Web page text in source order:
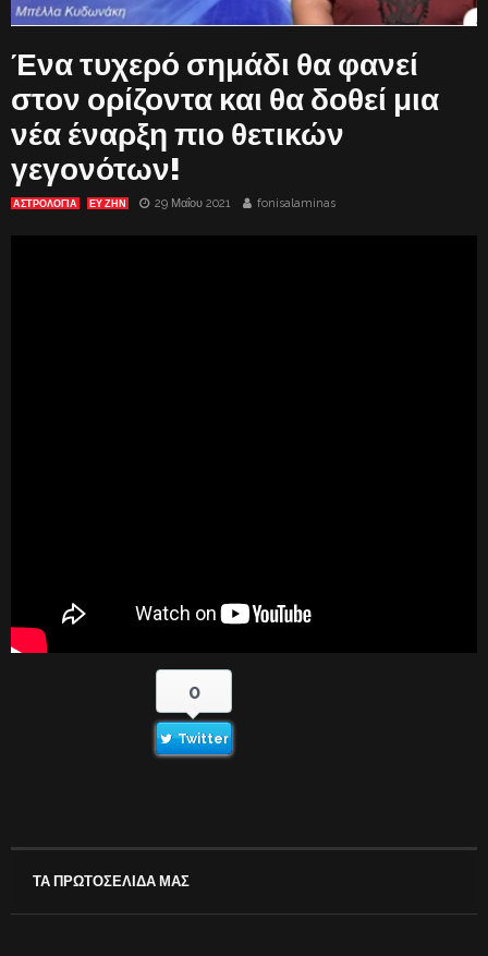
Ένα τυχερό σημάδι θα φανεί
στον ορίζοντα και θα δοθεί μια
νέα έναρξη πιο θετικών
γεγονότων!
ΑΣΤΡΟΛΟΓΙΑ ΕΥ ΖΗΝ 29 Μαΐου 2021 fonisalaminas
0
Twitter
ΤΑ ΠΡΩΤΟΣΕΛΙΔΑ ΜΑΣ